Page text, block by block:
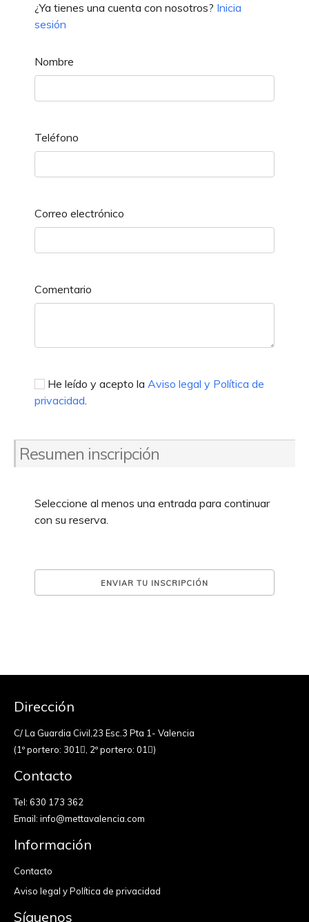
¿Ya tienes una cuenta con nosotros? Inicia
sesión
Nombre
Teléfono
Correo electrónico
Comentario
He leído y acepto la Aviso legal y Política de
privacidad.
Resumen inscripción
Seleccione al menos una entrada para continuar
con su reserva.
Dirección
C/ La Guardia Civil,23 Esc.3 Pta 1- Valencia
(1º portero: 301
, 2º portero: 01 )
Contacto
Tel: 630 173 362
Email: info@mettavalencia.com
Información
Contacto
Aviso legal y Política de privacidad
Síguenos